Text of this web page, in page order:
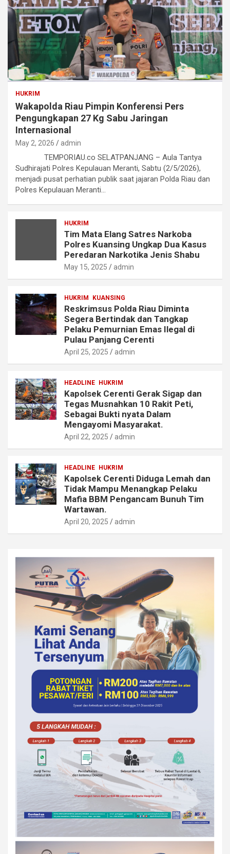
HUKRIM
Wakapolda Riau Pimpin Konferensi Pers
Pengungkapan 27 Kg Sabu Jaringan
Internasional
May 2, 2026 admin
TEMPORIAU.co SELATPANJANG – Aula Tantya
Sudhirajati Polres Kepulauan Meranti, Sabtu (2/5/2026),
menjadi pusat perhatian publik saat jajaran Polda Riau dan
Polres Kepulauan Meranti…
HUKRIM
Tim Mata Elang Satres Narkoba
Polres Kuansing Ungkap Dua Kasus
Peredaran Narkotika Jenis Shabu
May 15, 2025 admin
HUKRIM KUANSING
Reskrimsus Polda Riau Diminta
Segera Bertindak dan Tangkap
Pelaku Pemurnian Emas Ilegal di
Pulau Panjang Cerenti
April 25, 2025 admin
HEADLINE HUKRIM
Kapolsek Cerenti Gerak Sigap dan
Tegas Musnahkan 10 Rakit Peti,
Sebagai Bukti nyata Dalam
Mengayomi Masyarakat.
April 22, 2025 admin
HEADLINE HUKRIM
Kapolsek Cerenti Diduga Lemah dan
Tidak Mampu Menangkap Pelaku
Mafia BBM Pengancam Bunuh Tim
Wartawan.
April 20, 2025 admin